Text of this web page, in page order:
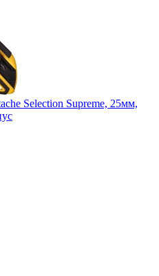
Selection Supreme, 25мм,